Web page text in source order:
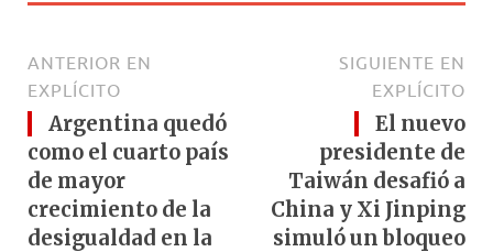
ANTERIOR EN
EXPLÍCITO
Argentina quedó
como el cuarto país
de mayor
crecimiento de la
desigualdad en la
SIGUIENTE EN
EXPLÍCITO
El nuevo
presidente de
Taiwán desafió a
China y Xi Jinping
simuló un bloqueo